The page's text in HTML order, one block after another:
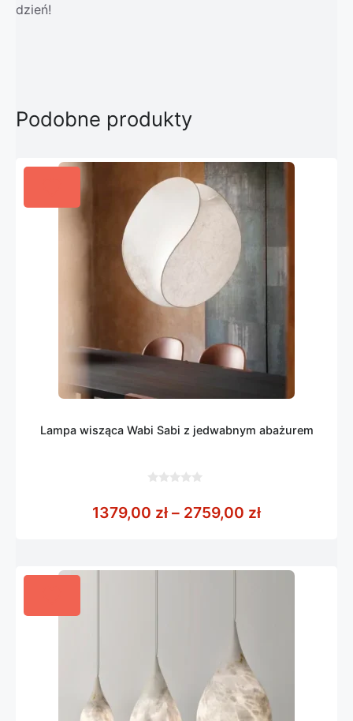
dzień!
Podobne produkty
Lampa wisząca Wabi Sabi z jedwabnym abażurem
5
1379,00 zł – 2759,00 złZakres cen: